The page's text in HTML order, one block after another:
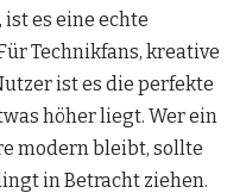
es eine echte
Technikfans, kreative
ist es die perfekte
höher liegt. Wer ein
modern bleibt, sollte
in Betracht ziehen.